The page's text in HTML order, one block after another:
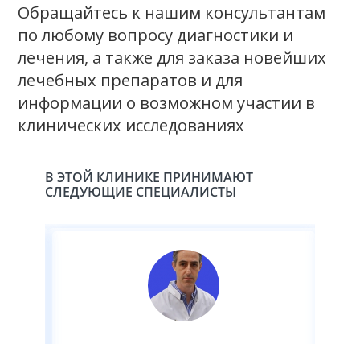
Обращайтесь к нашим консультантам
по любому вопросу диагностики и
лечения, а также для заказа новейших
лечебных препаратов и для
информации о возможном участии в
клинических исследованиях
В ЭТОЙ КЛИНИКЕ ПРИНИМАЮТ
СЛЕДУЮЩИЕ СПЕЦИАЛИСТЫ